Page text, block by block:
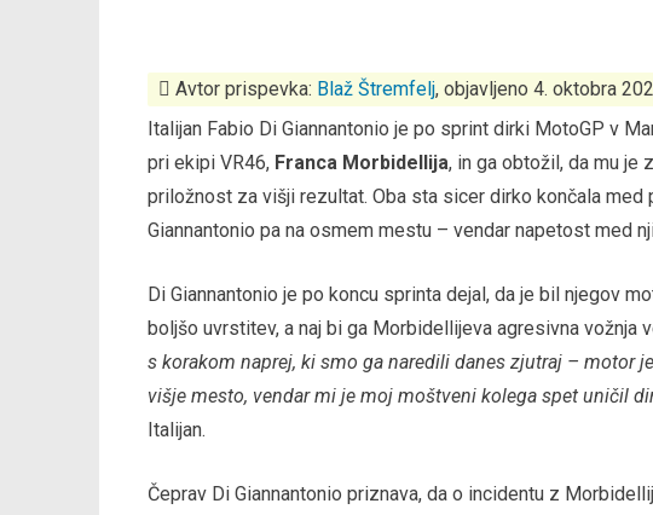
Avtor prispevka: Blaž Štremfelj, objavljeno 4. oktobra
Italijan Fabio Di Giannantonio je po sprint dirki MotoGP v
pri ekipi VR46, Franca Morbidellija, in ga obtožil, da mu je z
priložnost za višji rezultat. Oba sta sicer dirko končala
Giannantonio pa na osmem mestu – vendar napetost med
Di Giannantonio je po koncu sprinta dejal, da je bil njegov
boljšo uvrstitev, a naj bi ga Morbidellijeva agresivna vožnja
s korakom naprej, ki smo ga naredili danes zjutraj – motor
višje mesto, vendar mi je moj moštveni kolega spet uničil
Italijan.
Čeprav Di Giannantonio priznava, da o incidentu z